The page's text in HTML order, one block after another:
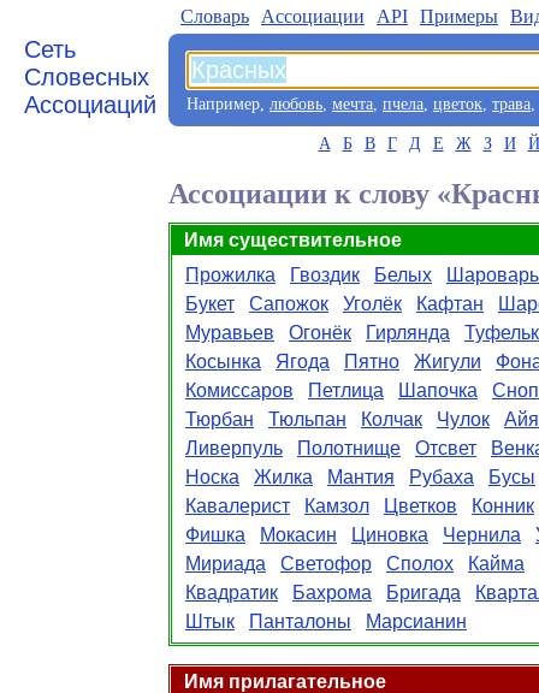
Сеть
Словесных
Ассоциаций
Словарь Aссоциации API Примеры
Например, любовь, мечта, пчела, цветок, трава,
А Б В Г Д Е Ж З И Й
Ассоциации к слову
Имя существительное
Прожилка
Гвоздик Белых
Букет
Сапожок Уголёк Кафтан
Муравьев
Огонёк Гирлянда
Косынка
Ягода Пятно Жигули
Комиссаров
Петлица Шапочка
Сноп
Тюрбан
Тюльпан Колчак Чулок
Айя
Ливерпуль
Полотнище Отсвет
Носка
Жилка Мантия Рубаха
Бусы
Кавалерист
Камзол Цветков
Конник
Фишка
Мокасин Циновка Чернила
Мириада
Светофор Сполох
Кайма
Квадратик
Бахрома Бригада
Штык
Панталоны Марсианин
Имя прилагательное